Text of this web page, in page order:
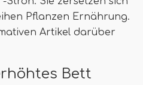
Pflanzen Ernährung.
Artikel darüber
Bett